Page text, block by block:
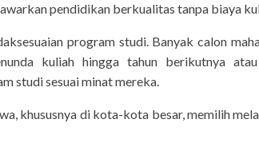
pendidikan berkualitas tanpa biaya
program studi. Banyak calon
kuliah hingga tahun berikutnya
studi sesuai minat mereka.
khususnya di kota-kota besar, memilih